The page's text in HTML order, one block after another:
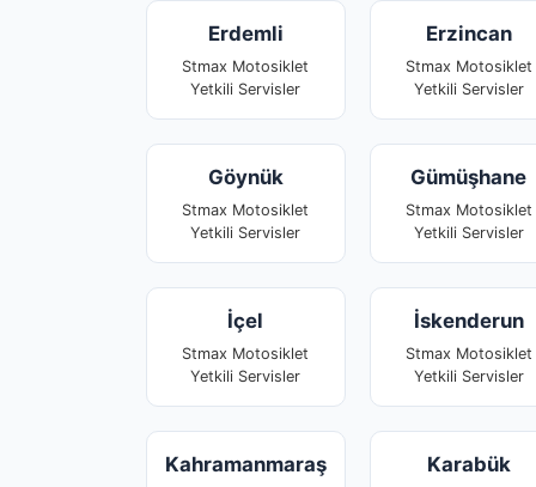
Erdemli
Stmax Motosiklet
Yetkili Servisler
Erzincan
Stmax Motosiklet
Yetkili Servisler
Göynük
Stmax Motosiklet
Yetkili Servisler
Gümüşhane
Stmax Motosiklet
Yetkili Servisler
İçel
Stmax Motosiklet
Yetkili Servisler
İskenderun
Stmax Motosiklet
Yetkili Servisler
Kahramanmaraş Karabük